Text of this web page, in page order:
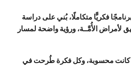
فكريًّا متكاملًا، بُني على دراسة
لأمراض الأُمَّــة، ورؤية واضحة لمسار
محسوبة، وكل فكرة طُرحت في